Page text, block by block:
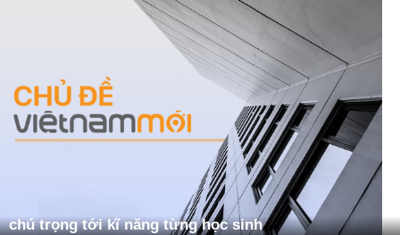
chú trọng tới kĩ năng từng học sinh